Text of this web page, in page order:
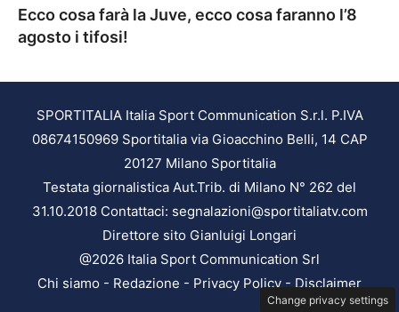
Ecco cosa farà la Juve, ecco cosa faranno l’8
agosto i tifosi!
SPORTITALIA Italia Sport Communication S.r.l. P.IVA
08674150969 Sportitalia via Gioacchino Belli, 14 CAP
20127 Milano Sportitalia
Testata giornalistica Aut.Trib. di Milano N° 262 del
31.10.2018 Contattaci: segnalazioni@sportitaliatv.com
Direttore sito Gianluigi Longari
@2026 Italia Sport Communication Srl
Chi siamo - Redazione - Privacy Policy-Disclaimer
Change privacy settings